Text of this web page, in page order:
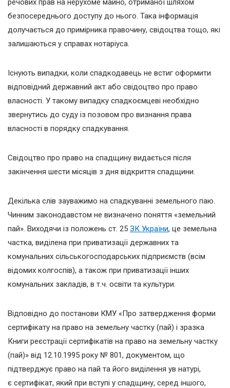
речових прав на нерухоме майно, отриманої шляхом
безпосереднього доступу до нього. Така інформація
долучається до примірника правочину, свідоцтва тощо, які
залишаються у справах нотаріуса.
Існують випадки, коли спадкодавець не встиг оформити
відповідний державний акт або свідоцтво про право
власності. У такому випадку спадкоємцеві необхідно
звернутись до суду із позовом про визнання права
власності в порядку спадкування.
Свідоцтво про право на спадщину видається після
закінчення шести місяців з дня відкриття спадщини.
Декілька слів зауважимо на спадкуванні земельного паю.
Чинним законодавстом не визначено поняття «земельний
пай». Виходячи із положень ст. 25 ЗК України, це земельна
частка, виділена при приватизації державних та
комунальних сільськогосподарських підприємств (всім
відомих колгоспів), а також при приватизації інших
комунальних закладів, в т.ч. освіти та культури.
Відповідно до постанови КМУ «Про затвердження форми
сертифікату на право на земельну частку (пай) і зразка
Книги реєстрації сертифікатів на право на земельну частку
(пай)» від 12.10.1995 року № 801, документом, що
підтверджує право на пай та його виділення ув натурі,
є сертифікат, який при вступі у спадщину, серед іншого,